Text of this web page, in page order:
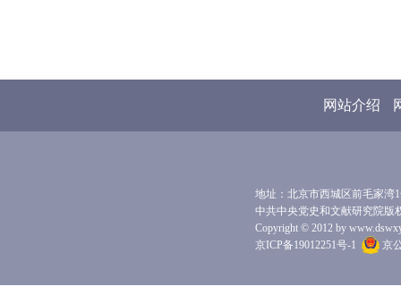
网站介绍
地址：北京市西城区前毛家湾
中共中央党史和文献研究院版
Copyright © 2012 by
京ICP备19012251号-1
京